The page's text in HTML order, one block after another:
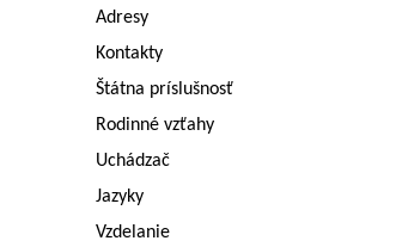
Adresy
Kontakty
Štátna príslušnosť
Rodinné vzťahy
Uchádzač
Jazyky
Vzdelanie